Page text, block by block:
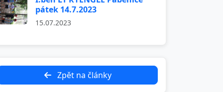
pátek 14.7.2023
15.07.2023
Zpět na články